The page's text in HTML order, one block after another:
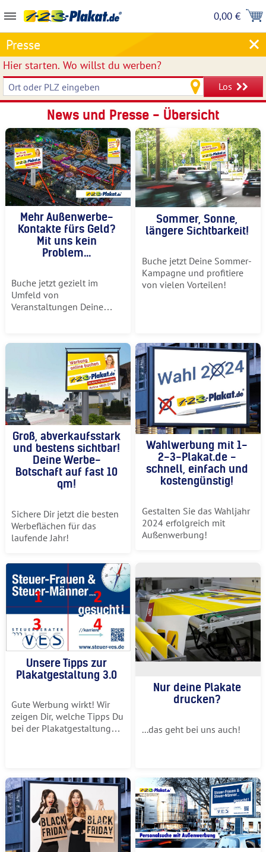
0,00 €
Presse
Hier starten. Wo willst du werben?
Los
News und Presse - Übersicht
Mehr Außenwerbe-
Kontakte fürs Geld?
Mit uns kein
Problem...
Buche jetzt gezielt im
Umfeld von
Veranstaltungen Deine
Sommer, Sonne,
längere Sichtbarkeit!
Buche jetzt Deine Sommer-
Kampagne und profitiere
von vielen Vorteilen!
Groß, abverkaufsstark
und bestens sichtbar!
Deine Werbe-
Botschaft auf fast 10
qm!
Sichere Dir jetzt die besten
Werbeflächen für das
laufende Jahr!
Wahlwerbung mit 1-
2-3-Plakat.de -
schnell, einfach und
kostengünstig!
Gestalten Sie das Wahljahr
2024 erfolgreich mit
Außenwerbung!
Unsere Tipps zur
Plakatgestaltung 3.0
Gute Werbung wirkt! Wir
zeigen Dir, welche Tipps Du
bei der Plakatgestaltung
Nur deine Plakate
drucken?
...das geht bei uns auch!